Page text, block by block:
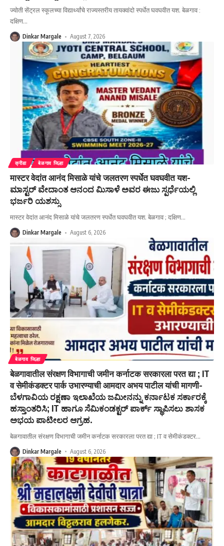
ज्योती सेंट्रल स्कूलच्या विद्यार्थ्यांचे राज्यस्तरीय तायक्वांदो स्पर्धेत घवघवीत यश. बेळगाव :
दक्षिण…
Dinkar Margale August 7, 2026
क्रीडा बेळगाव जिल्हा
मास्टर वेदांत आनंद मिसाळे यांचे जलतरण स्पर्धेत घवघवीत यश-
ಮಾಸ್ಟರ್ ವೇದಾಂತ ಆನಂದ ಮಿಸಾಳೆ ಅವರ ಈಜು ಸ್ಪರ್ಧೆಯಲ್ಲಿ
ಭರ್ಜರಿ ಯಶಸ್ಸು
मास्टर वेदांत आनंद मिसाळे यांचे जलतरण स्पर्धेत घवघवीत यश. बेळगाव ; दक्षिण…
Dinkar Margale August 6, 2026
बेळगाव जिल्हा
बेळगावातील संरक्षण विभागाची जमीन कर्नाटक सरकारला परत द्या ; IT
व सेमीकंडक्टर पार्क उभारण्याची आमदार अभय पाटील यांची मागणी-
ಬೆಳಗಾವಿಯ ರಕ್ಷಣಾ ಇಲಾಖೆಯ ಜಮೀನನ್ನು ಕರ್ನಾಟಕ ಸರ್ಕಾರಕ್ಕೆ
ಹಸ್ತಾಂತರಿಸಿ; IT ಹಾಗೂ ಸೆಮಿಕಂಡಕ್ಟರ್ ಪಾರ್ಕ್ ಸ್ಥಾಪಿಸಲು ಶಾಸಕ
ಅಭಯ ಪಾಟೀಲರ ಆಗ್ರಹ.
बेळगावातील संरक्षण विभागाची जमीन कर्नाटक सरकारला परत द्या ; IT व सेमीकंडक्टर…
Dinkar Margale August 6, 2026